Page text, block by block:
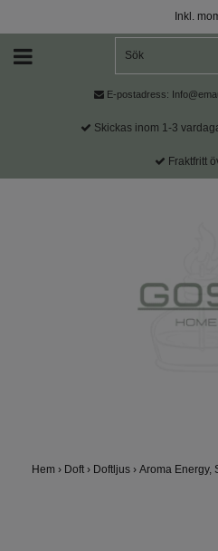
Inkl.
E-postadress:
Skickas inom 1-3
Fraktfritt
Hem › Doft › Doftljus › Aroma Energy,